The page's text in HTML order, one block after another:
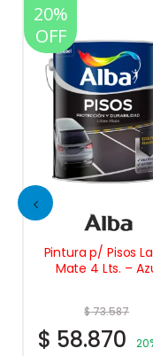
20%
OFF
Pintura p/ Pisos
Mate 4 Lts. –
$73.587
$ 58.870